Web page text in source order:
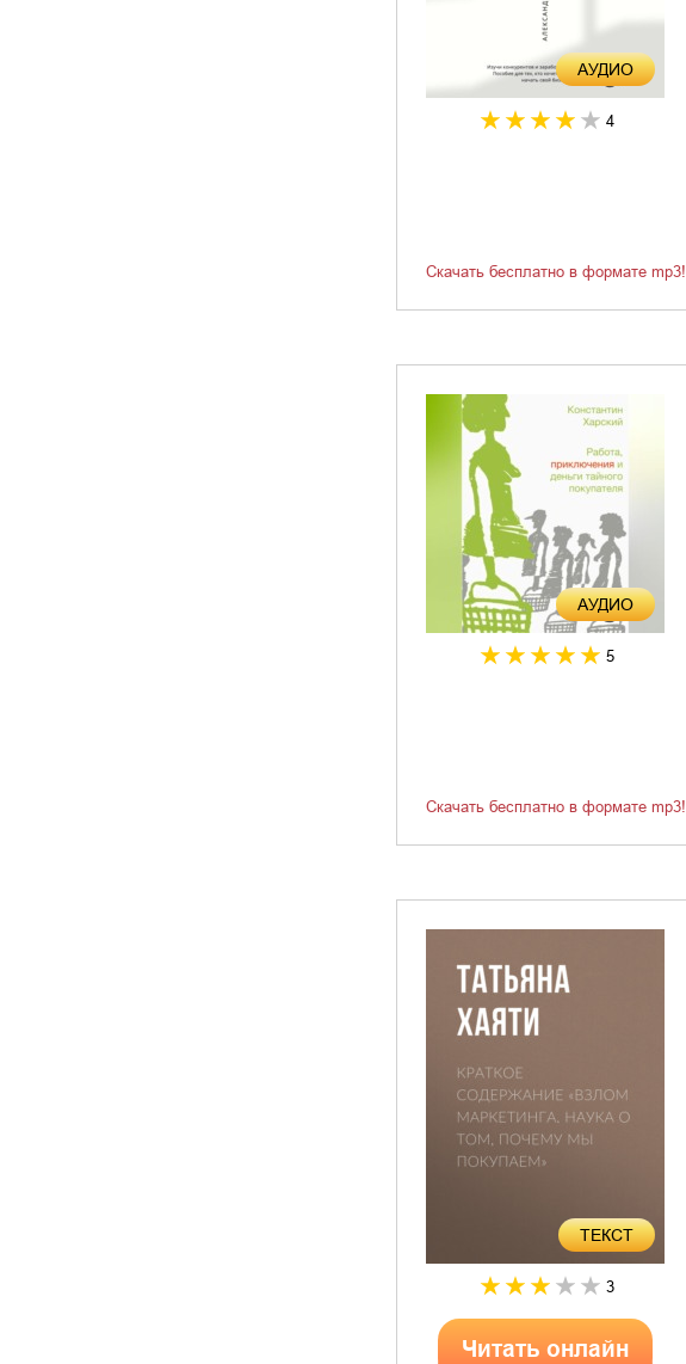
AУДИО
4
Скачать бесплатно в формате mp3!
AУДИО
5
Скачать бесплатно в формате mp3!
ТЕКСТ
3
Читать онлайн